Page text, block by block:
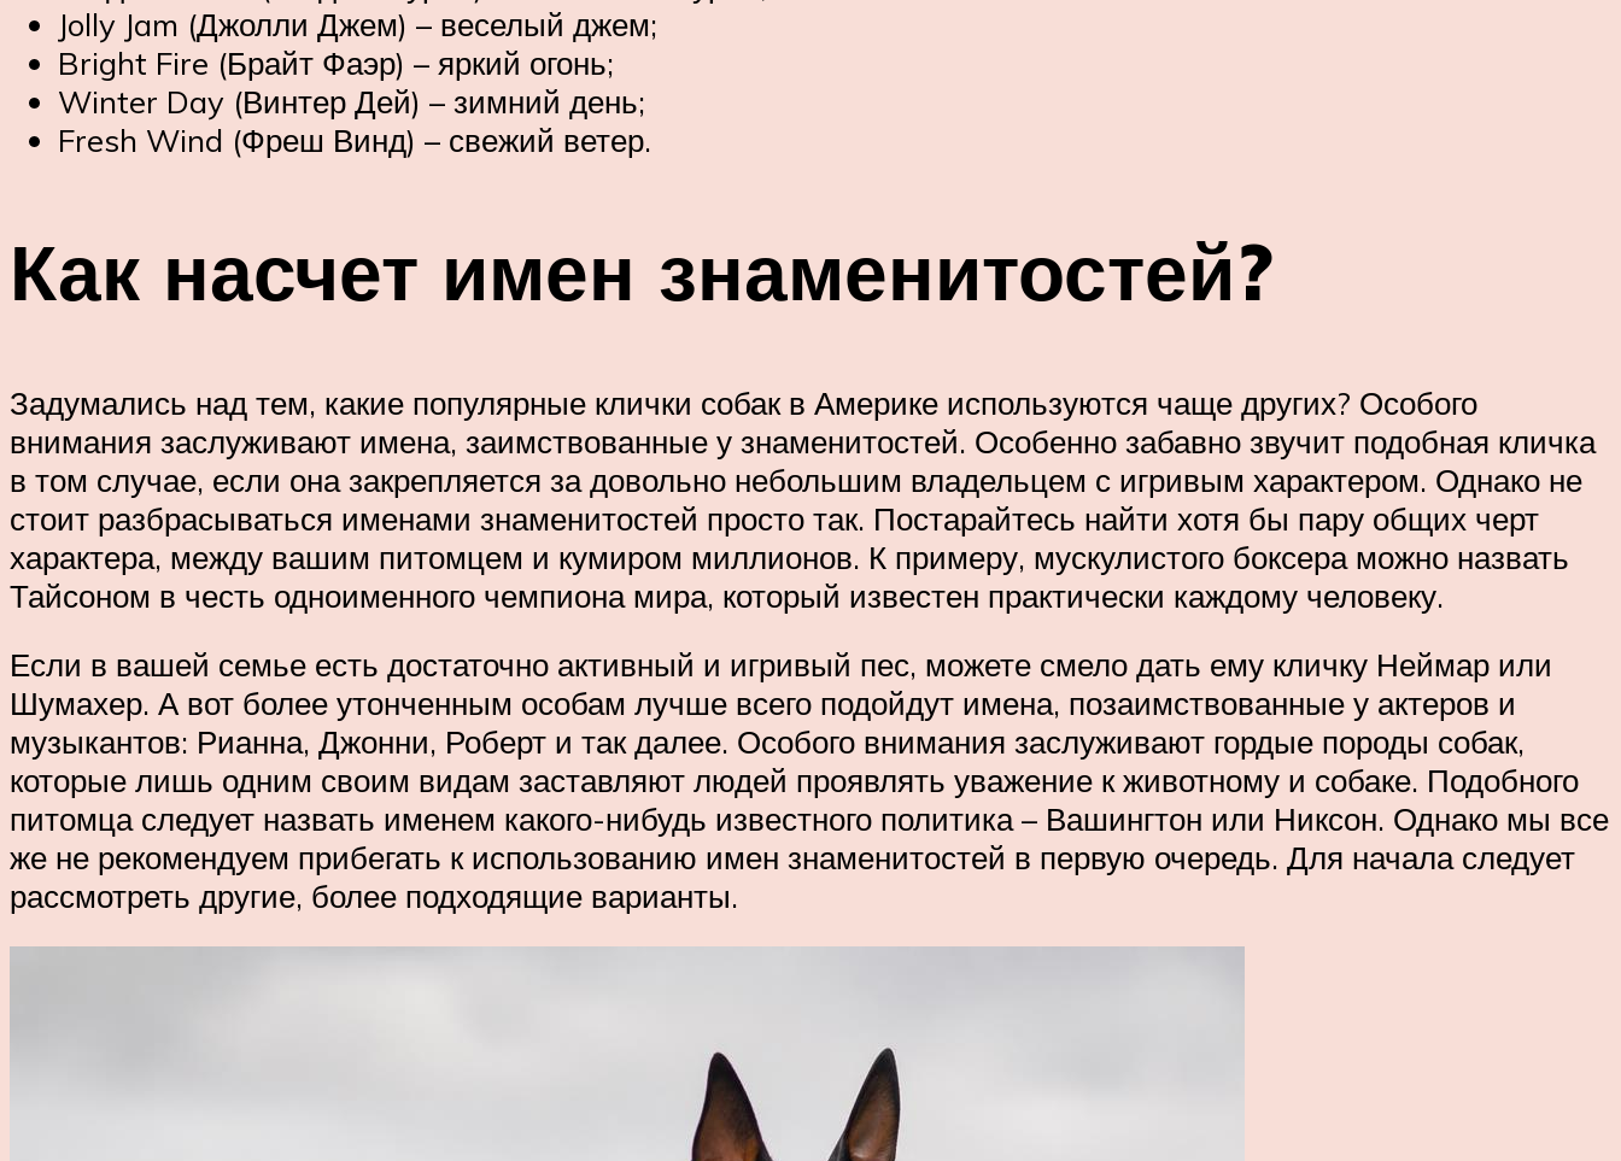
Jolly Jam (Джолли Джем) – веселый джем;
Bright Fire (Брайт Фаэр) – яркий огонь;
Winter Day (Винтер Дей) – зимний день;
Fresh Wind (Фреш Винд) – свежий ветер.
Как насчет имен знаменитостей?
Задумались над тем, какие популярные клички собак в Америке используются чаще других? Особого
внимания заслуживают имена, заимствованные у знаменитостей. Особенно забавно звучит подобная кличка
в том случае, если она закрепляется за довольно небольшим владельцем с игривым характером. Однако не
стоит разбрасываться именами знаменитостей просто так. Постарайтесь найти хотя бы пару общих черт
характера, между вашим питомцем и кумиром миллионов. К примеру, мускулистого боксера можно назвать
Тайсоном в честь одноименного чемпиона мира, который известен практически каждому человеку.
Если в вашей семье есть достаточно активный и игривый пес, можете смело дать ему кличку Неймар или
Шумахер. А вот более утонченным особам лучше всего подойдут имена, позаимствованные у актеров и
музыкантов: Рианна, Джонни, Роберт и так далее. Особого внимания заслуживают гордые породы собак,
которые лишь одним своим видам заставляют людей проявлять уважение к животному и собаке. Подобного
питомца следует назвать именем какого-нибудь известного политика – Вашингтон или Никсон. Однако мы все
же не рекомендуем прибегать к использованию имен знаменитостей в первую очередь. Для начала следует
рассмотреть другие, более подходящие варианты.